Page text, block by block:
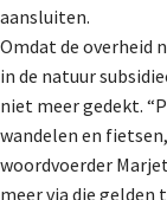
aansluiten.
Omdat de overheid
in de natuur
niet meer gedekt.
wandelen en
woordvoerder
meer via die